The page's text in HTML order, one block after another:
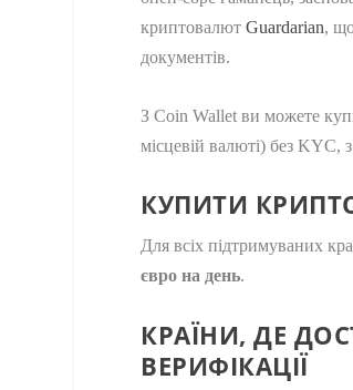
криптовалютGuardarian,
документів.
З Coin Wallet ви можете
місцевій валюті) без
КУПИТИ
Для всіх підтримуваних
євро на день.
КРАЇНИ, ДЕ
ВЕРИФІКАЦІЇ